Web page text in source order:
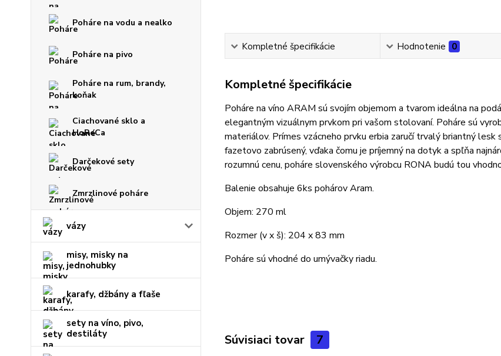
Poháre na vodu a nealko
Poháre na pivo
Poháre na rum, brandy,
koňak
Ciachované sklo a
HoReCa
Darčekové sety
Zmrzlinové poháre
vázy
misy, misky na
jednohubky
karafy, džbány a fľaše
sety na víno, pivo,
destiláty
Kompletné špecifikácie Hodnotenie 0
Kompletné špecifikácie
Poháre na víno ARAM sú svojím objemom a tvarom ideálna na
elegantným vizuálnym prvkom pri vašom stolovaní. Poháre sú
materiálov. Prímes vzácneho prvku erbia zaručí trvalý briantný
fazetovo zabrúsený, vďaka čomu je príjemný na dotyk a spľňa
rozumnú cenu, poháre slovenského výrobcu RONA budú tou
Balenie obsahuje 6ks pohárov Aram.
Objem: 270 ml
Rozmer (v x š): 204 x 83 mm
Poháre sú vhodné do umývačky riadu.
Súvisiaci tovar 7